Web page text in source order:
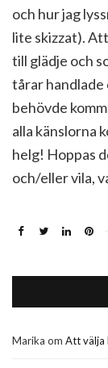
och hur jag
lite skizzat).
till glädje och
tårar handlade
behövde
alla känslorna
helg! Hoppas
och/eller vila,
Marika om Att välja